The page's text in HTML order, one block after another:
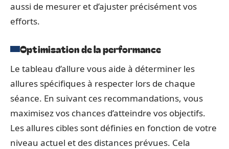
aussi de mesurer et d’ajuster précisément vos
efforts.
Optimisation de la performance
Le tableau d’allure vous aide à déterminer les
allures spécifiques à respecter lors de chaque
séance. En suivant ces recommandations, vous
maximisez vos chances d’atteindre vos objectifs.
Les allures cibles sont définies en fonction de votre
niveau actuel et des distances prévues. Cela